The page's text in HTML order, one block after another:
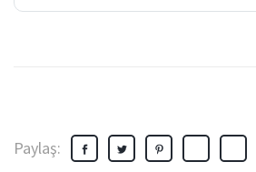
Paylaş: